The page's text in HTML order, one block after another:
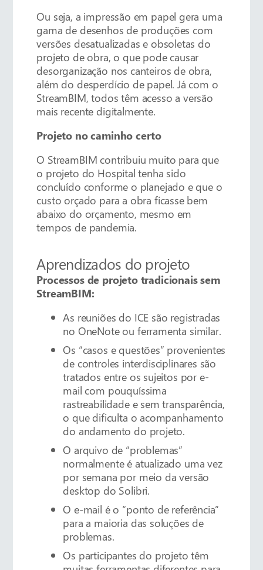
Ou seja, a impressão em papel gera uma
gama de desenhos de produções com
versões desatualizadas e obsoletas do
projeto de obra, o que pode causar
desorganização nos canteiros de obra,
além do desperdício de papel. Já com o
StreamBIM, todos têm acesso a versão
mais recente digitalmente.
Projeto no caminho certo
O StreamBIM contribuiu muito para que
o projeto do Hospital tenha sido
concluído conforme o planejado e que o
custo orçado para a obra ficasse bem
abaixo do orçamento, mesmo em
tempos de pandemia.
Aprendizados do projeto
Processos de projeto tradicionais sem
StreamBIM:
As reuniões do ICE são registradas
no OneNote ou ferramenta similar.
Os “casos e questões” provenientes
de controles interdisciplinares são
tratados entre os sujeitos por e-
mail com pouquíssima
rastreabilidade e sem transparência,
o que dificulta o acompanhamento
do andamento do projeto.
O arquivo de “problemas”
normalmente é atualizado uma vez
por semana por meio da versão
desktop do Solibri.
O e-mail é o “ponto de referência”
para a maioria das soluções de
problemas.
Os participantes do projeto têm